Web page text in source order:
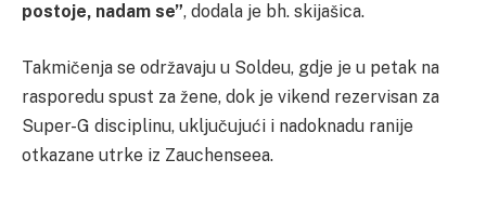
postoje, nadam se”, dodala je bh. skijašica.
Takmičenja se održavaju u Soldeu, gdje je u petak na
rasporedu spust za žene, dok je vikend rezervisan za
Super-G disciplinu, uključujući i nadoknadu ranije
otkazane utrke iz Zauchenseea.